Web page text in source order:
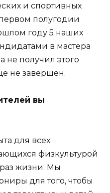
и спортивных
полугодии
году 5 наших
в мастера
не получил этого
не завершен.
вы
для всех
физкультурой
жизни. Мы
для того, чтобы